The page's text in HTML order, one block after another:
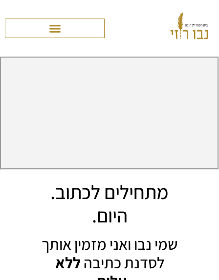
מתחילים לכתוב.
היום.
שמי נבו ואני מזמין אותך
לסדנת כתיבהללא